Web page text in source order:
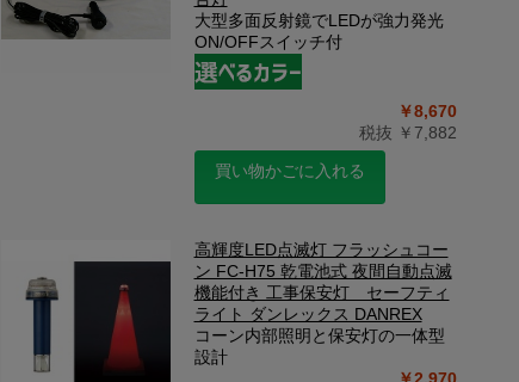
大型多面反射鏡でLEDが強力発光
ON/OFFスイッチ付
￥8,670
税抜 ￥7,882
買い物かごに入れる
高輝度LED点滅灯 フラッシュコー
ン FC-H75 乾電池式 夜間自動点滅
機能付き 工事保安灯 セーフティ
ライト ダンレックス DANREX
コーン内部照明と保安灯の一体型
設計